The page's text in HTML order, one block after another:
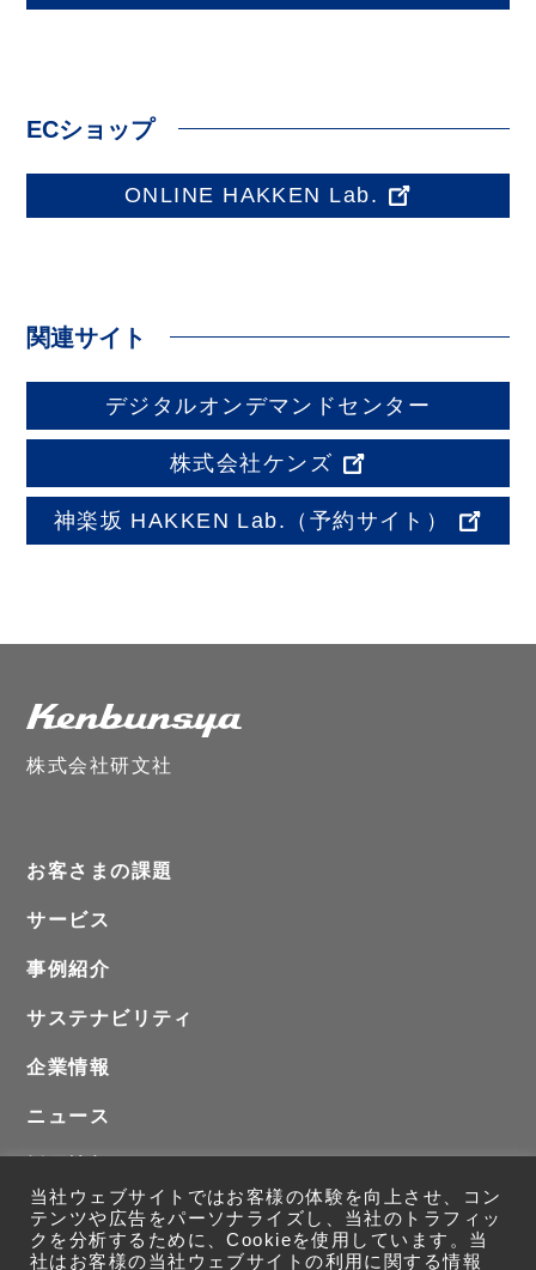
ECショップ
ONLINE HAKKEN Lab.
関連サイト
デジタルオンデマンドセンター
株式会社ケンズ
神楽坂 HAKKEN Lab. （予約サイト）
株式会社研文社
お客さまの課題
サービス
事例紹介
サステナビリティ
企業情報
ニュース
お問い合わせ
当社ウェブサイトではお客様の体験を向上させ、コン
テンツや広告をパーソナライズし、当社のトラフィッ
クを分析するために、Cookieを使用しています。当
社はお客様の当社ウェブサイトの利用に関する情報